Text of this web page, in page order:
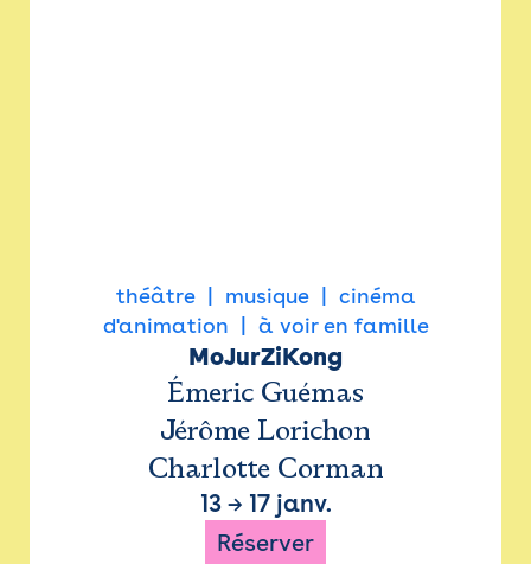
théâtre musique
cinéma
d'animation
à voir en famille
MoJurZiKong
Émeric Guémas
Jérôme Lorichon
Charlotte Corman
13→ 17 janv.
Réserver